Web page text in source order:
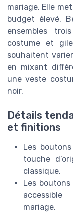
mariage. Elle
budget élevé.
ensembles
costume et
souhaitent
en mixant
une veste
noir.
Détails
et finitions
Les
touche
classique.
Les
mariage.